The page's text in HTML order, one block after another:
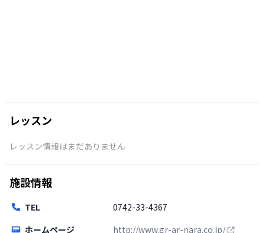
レッスン
レッスン情報はまだありません
施設情報
TEL
0742-33-4367
ホームページ
http://www.gr-ar-nara.co.jp/